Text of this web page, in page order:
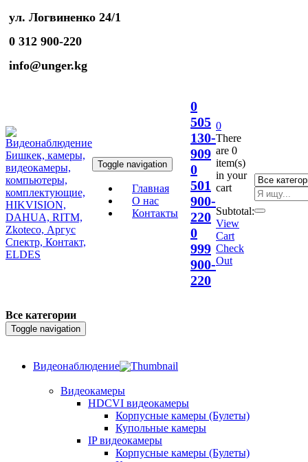
ул. Логвиненко 24/1
0 312 900-220
info@unger.kg
Toggle navigation
Главная
О нас
Контакты
0
505
130-
909
0
501
900-
220
0
999
900-
220
0
There
are 0
item(s)
in your
cart
Subtotal:
View
Cart
Check
Out
Все категории
Toggle navigation
Видеонаблюдение
Видеокамеры
HDCVI видеокамеры
Корпусные камеры (Булеты)
Купольные камеры
IP видеокамеры
Корпусные камеры (Булеты)